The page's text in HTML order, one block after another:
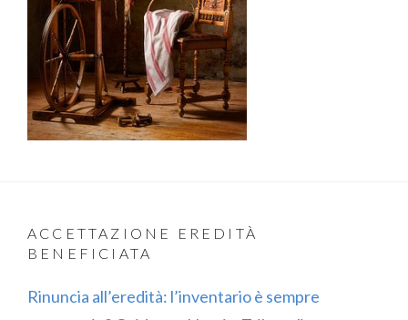
ACCETTAZIONE EREDITÀ
BENEFICIATA
Rinuncia all’eredità: l’inventario è sempre